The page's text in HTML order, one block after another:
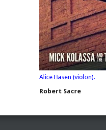
Alice Hasen (violon).
Robert Sacre